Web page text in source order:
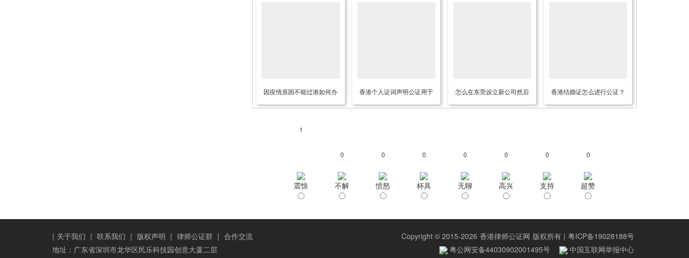
因疫情原因不能过港如何办
理香港结婚证公证用于内地
香港个人证词声明公证用于
作为证据在内地法院诉讼使
怎么在东莞设立新公司然后
用香港公司全资控股呢？
香港结婚证怎么进行公证？
办理香港结婚证公证需要预
1
震惊
0
不解
0
愤怒
0
杯具
0
无聊
0
高兴
0
支持
0
超赞
| 关于我们 | 联系我们 | 版权声明 | 律师公证群 | 合作交流
地址：广东省深圳市龙华区民乐科技园创意大厦二层
Copyright © 2015-2026 香港律师公证网 版权所有 | 粤ICP备19028188号
粤公网安备44030902001495号
中国互联网举报中心